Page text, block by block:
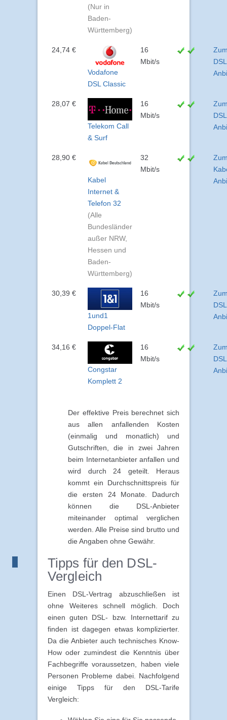
(Nur in
Baden-
Württemberg)
24,74 €
Vodafone
DSL Classic
16
Mbit/s
28,07 €
Telekom Call
& Surf
16
Mbit/s
28,90 €
Kabel
Internet &
Telefon 32
(Alle
Bundesländer
außer NRW,
Hessen und
Baden-
Württemberg)
32
Mbit/s
30,39 €
1und1
Doppel-Flat
16
Mbit/s
34,16 €
Congstar
Komplett 2
16
Mbit/s
Der effektive Preis berechnet sich
aus allen anfallenden Kosten
(einmalig und monatlich) und
Gutschriften, die in zwei Jahren
beim Internetanbieter anfallen und
wird durch 24 geteilt. Heraus
kommt ein Durchschnittspreis für
die ersten 24 Monate. Dadurch
können die DSL-Anbieter
miteinander optimal verglichen
werden. Alle Preise sind brutto und
die Angaben ohne Gewähr.
Tipps für den DSL-
Vergleich
Einen DSL-Vertrag abzuschließen ist
ohne Weiteres schnell möglich. Doch
einen guten DSL- bzw. Internettarif zu
finden ist dagegen etwas komplizierter.
Da die Anbieter auch technisches Know-
How oder zumindest die Kenntnis über
Fachbegriffe voraussetzen, haben viele
Personen Probleme dabei. Nachfolgend
einige Tipps für den DSL-Tarife
Vergleich: